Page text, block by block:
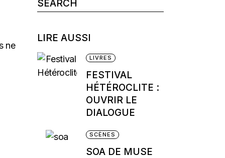
ne
for:
LIRE AUSSI
LIVRES
FESTIVAL
HÉTÉROCLITE :
OUVRIR LE
DIALOGUE
SCÈNES
SOA DE MUSE